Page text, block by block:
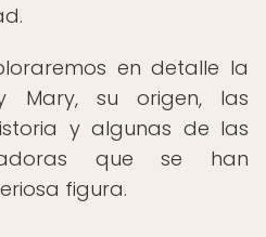
en detalle la
Mary, su origen, las
y algunas de las
que se han
figura.